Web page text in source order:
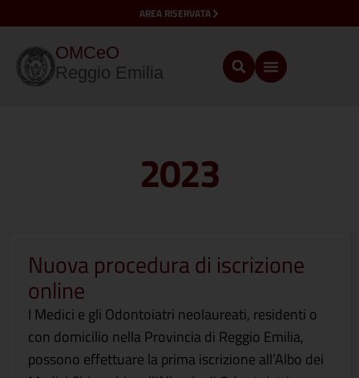
AREA RISERVATA
OMCeO
Reggio Emilia
2023
Nuova procedura di iscrizione
online
I Medici e gli Odontoiatri neolaureati, residenti o
con domicilio nella Provincia di Reggio Emilia,
possono effettuare la prima iscrizione all’Albo dei